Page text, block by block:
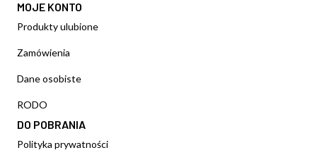
MOJE KONTO
Produkty ulubione
Zamówienia
Dane osobiste
RODO
DO POBRANIA
Polityka prywatności